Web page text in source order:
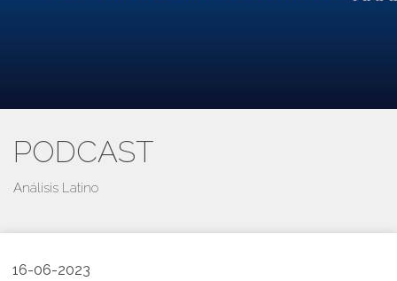
PODCAST
Análisis Latino
16-06-2023